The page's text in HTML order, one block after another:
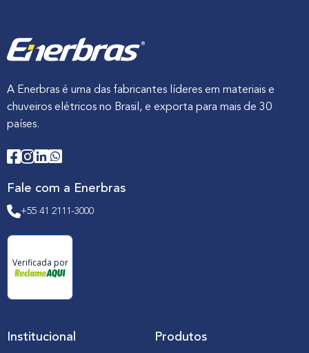
A Enerbras é uma das fabricantes líderes em materiais e
chuveiros elétricos no Brasil, e exporta para mais de 30
países.
Fale com a Enerbras
+55 41 2111-3000
Verificada por
Institucional Produtos